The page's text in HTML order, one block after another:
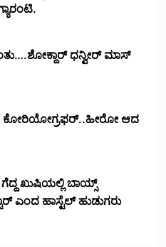
ಧನ್ವೀರ್ ಮಾಸ್
ಕೋರಿಯೋಗ್ರಫರ್..ಹೀರೋ ಆದ
ಖುಷಿಯಲ್ಲಿ ಬಾಯ್ಸ್
ಎಂದ ಹಾಸ್ಟೆಲ್ ಹುಡುಗರು